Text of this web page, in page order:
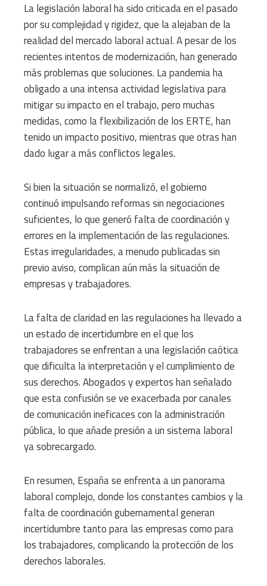
La legislación laboral ha sido criticada en el pasado
por su complejidad y rigidez, que la alejaban de la
realidad del mercado laboral actual. A pesar de los
recientes intentos de modernización, han generado
más problemas que soluciones. La pandemia ha
obligado a una intensa actividad legislativa para
mitigar su impacto en el trabajo, pero muchas
medidas, como la flexibilización de los ERTE, han
tenido un impacto positivo, mientras que otras han
dado lugar a más conflictos legales.
Si bien la situación se normalizó, el gobierno
continuó impulsando reformas sin negociaciones
suficientes, lo que generó falta de coordinación y
errores en la implementación de las regulaciones.
Estas irregularidades, a menudo publicadas sin
previo aviso, complican aún más la situación de
empresas y trabajadores.
La falta de claridad en las regulaciones ha llevado a
un estado de incertidumbre en el que los
trabajadores se enfrentan a una legislación caótica
que dificulta la interpretación y el cumplimiento de
sus derechos. Abogados y expertos han señalado
que esta confusión se ve exacerbada por canales
de comunicación ineficaces con la administración
pública, lo que añade presión a un sistema laboral
ya sobrecargado.
En resumen, España se enfrenta a un panorama
laboral complejo, donde los constantes cambios y la
falta de coordinación gubernamental generan
incertidumbre tanto para las empresas como para
los trabajadores, complicando la protección de los
derechos laborales.